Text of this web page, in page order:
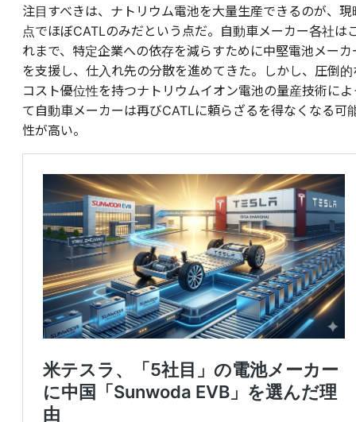
注目すべきは、ナトリウム電池を大量生産できるのが、現
点でほぼCATLのみだという点だ。自動車メーカー各社は
れまで、特定企業への依存を減らすために中堅電池メーカ
を支援し、仕入れ先の分散を進めてきた。しかし、圧倒的
コスト優位性を持つナトリウムイオン電池の量産技術によ
て自動車メーカーは再びCATLに頼らざるを得なくなる可
性が高い。